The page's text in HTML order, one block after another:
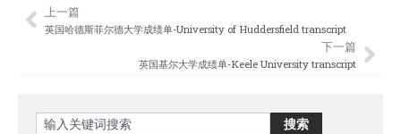
Prev
上一篇
英国哈德斯菲尔德大学成绩单-University of Huddersfield transcript
下一篇
英国基尔大学成绩单-Keele University transcript
Search 搜索